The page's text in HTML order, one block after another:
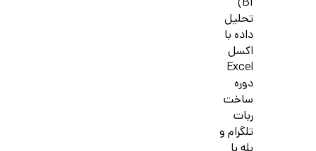
BI)
تحلیل
داده با
اکسل
Excel
دوره
ساخت
ربات
تلگرام و